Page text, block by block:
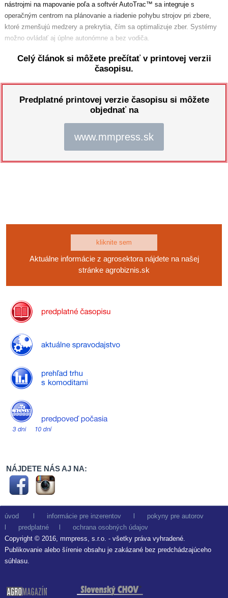
nástrojmi na mapovanie poľa a softvér AutoTrac™ sa integruje s
operačným centrom na plánovanie a riadenie pohybu strojov pri zbere,
ktoré zmenšujú medzery a prekrytia, čím sa optimalizuje zber. Systémy
možno ovládať aj úplne autonómne a bez vodiča.
Celý článok si môžete prečítať v printovej verzii
časopisu.
Predplatné printovej verzie časopisu si môžete
objednať na
www.mmpress.sk
kliknite sem
Aktuálne informácie z agrosektora nájdete na našej
stránke agrobiznis.sk
NÁJDETE NÁS AJ NA:
úvod informácie pre inzerentov
pokyny pre autorov
predplatné
ochrana osobných údajov
Copyright © 2016, mmpress, s.r.o. - všetky práva vyhradené.
Publikovanie alebo šírenie obsahu je zakázané bez predchádzajúceho
súhlasu.